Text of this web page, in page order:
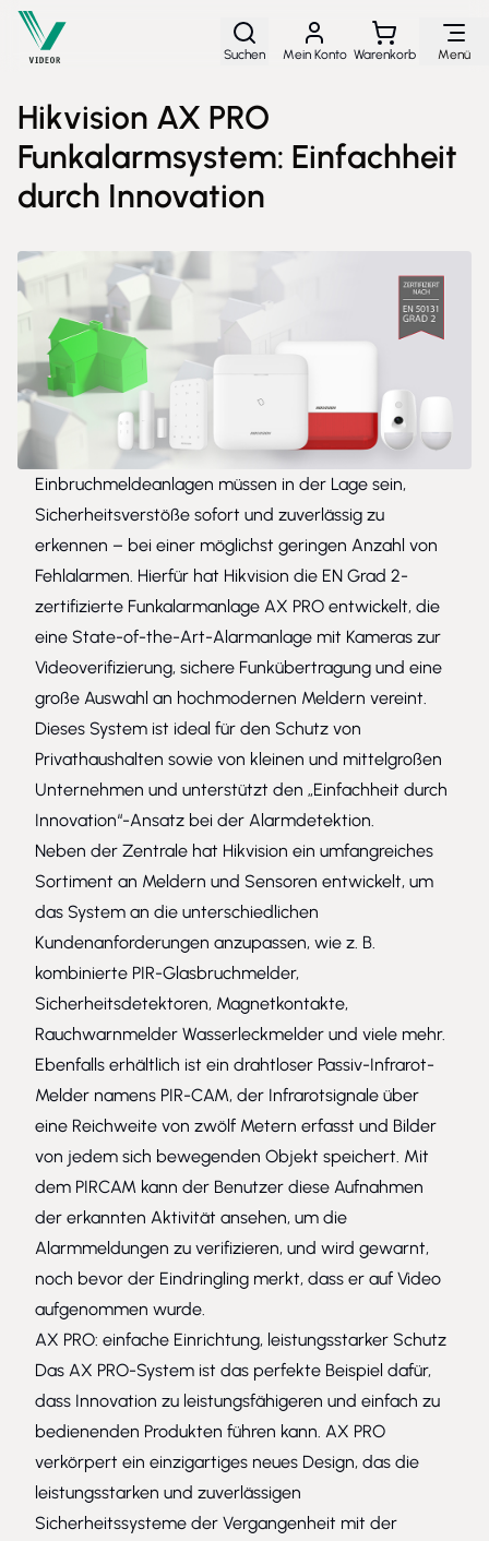
Direkt zum Inhalt
Suchen Mein Konto Warenkorb Menü
Hikvision AX PRO
Funkalarmsystem: Einfachheit
durch Innovation
Einbruchmeldeanlagen müssen in der Lage sein,
Sicherheitsverstöße sofort und zuverlässig zu
erkennen – bei einer möglichst geringen Anzahl von
Fehlalarmen. Hierfür hat Hikvision die EN Grad 2-
zertifizierte Funkalarmanlage AX PRO entwickelt, die
eine State-of-the-Art-Alarmanlage mit Kameras zur
Videoverifizierung, sichere Funkübertragung und eine
große Auswahl an hochmodernen Meldern vereint.
Dieses System ist ideal für den Schutz von
Privathaushalten sowie von kleinen und mittelgroßen
Unternehmen und unterstützt den „Einfachheit durch
Innovation“-Ansatz bei der Alarmdetektion.
Neben der Zentrale hat Hikvision ein umfangreiches
Sortiment an Meldern und Sensoren entwickelt, um
das System an die unterschiedlichen
Kundenanforderungen anzupassen, wie z. B.
kombinierte PIR-Glasbruchmelder,
Sicherheitsdetektoren, Magnetkontakte,
Rauchwarnmelder Wasserleckmelder und viele mehr.
Ebenfalls erhältlich ist ein drahtloser Passiv-Infrarot-
Melder namens PIR-CAM, der Infrarotsignale über
eine Reichweite von zwölf Metern erfasst und Bilder
von jedem sich bewegenden Objekt speichert. Mit
dem PIRCAM kann der Benutzer diese Aufnahmen
der erkannten Aktivität ansehen, um die
Alarmmeldungen zu verifizieren, und wird gewarnt,
noch bevor der Eindringling merkt, dass er auf Video
aufgenommen wurde.
AX PRO: einfache Einrichtung, leistungsstarker Schutz
Das AX PRO-System ist das perfekte Beispiel dafür,
dass Innovation zu leistungsfähigeren und einfach zu
bedienenden Produkten führen kann. AX PRO
verkörpert ein einzigartiges neues Design, das die
leistungsstarken und zuverlässigen
Sicherheitssysteme der Vergangenheit mit der